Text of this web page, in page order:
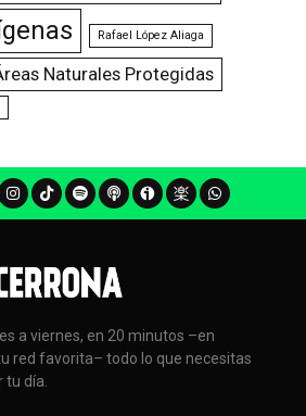
Rafael López Aliaga
Naturales Protegidas
a viernes, en 20 minutos –en
red favorita– todo lo que necesitas
día.